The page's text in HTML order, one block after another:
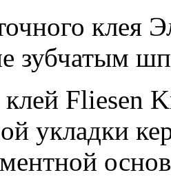
клея
зубчатым
Fliesen
укладки